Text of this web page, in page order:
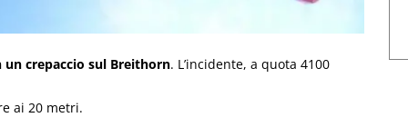
crepaccio sul Breithorn. L’incidente, a quota 4100
ai 20 metri.